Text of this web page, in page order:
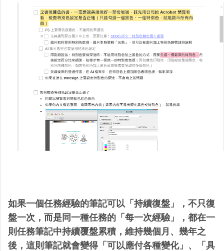
如果一個任務經驗的筆記可以「持續復盤」，不只復
盤一次，而是同一種任務的「每一次經驗」，都在一
則任務筆記中持續覆盤累積，維持幾個月、幾年之
後，這則筆記就會變得「可以應付各種變化」、「具